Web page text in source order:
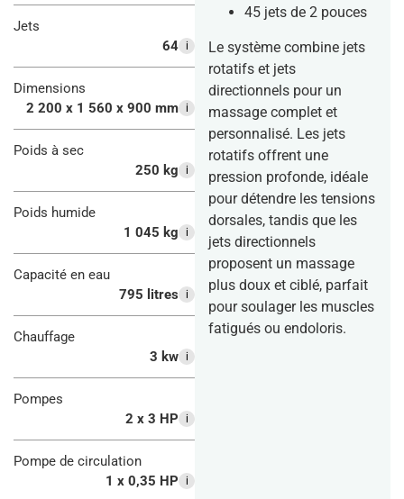
Jets
64
i
Dimensions
2 200 x 1 560 x 900 mm
i
Poids à sec
250 kg
i
Poids humide
1 045 kg
i
Capacité en eau
795 litres
i
Chauffage
3 kw
i
Pompes
2 x 3 HP
i
Pompe de circulation
1 x 0,35 HP
i
45 jets de 2 pouces
Le système combine jets
rotatifs et jets
directionnels pour un
massage complet et
personnalisé. Les jets
rotatifs offrent une
pression profonde, idéale
pour détendre les tensions
dorsales, tandis que les
jets directionnels
proposent un massage
plus doux et ciblé, parfait
pour soulager les muscles
fatigués ou endoloris.